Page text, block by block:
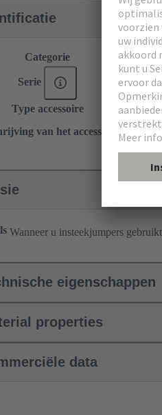
Categorie
Serie Han®
Type accessoire
Plug-in-
van het accessoire
1x 4
Wanneer u insteekjumpers
eigenschappen
properties
data